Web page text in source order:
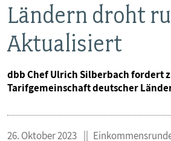
Ländern droht
Aktualisiert
dbb Chef Ulrich Silberbach fordert
Tarifgemeinschaft deutscher
26. Oktober 2023